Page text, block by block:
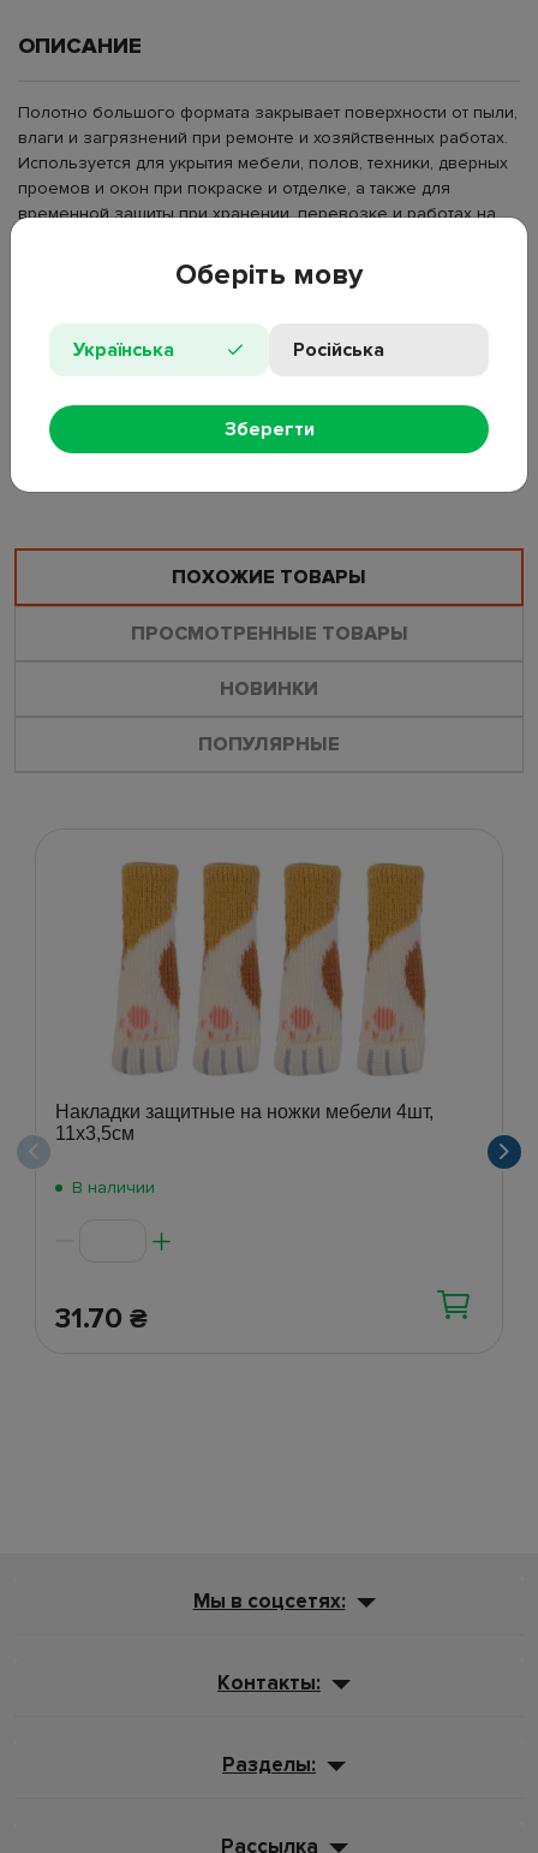
ОПИСАНИЕ
Полотно большого формата закрывает поверхности от пыли,
влаги и загрязнений при ремонте и хозяйственных работах.
Используется для укрытия мебели, полов, техники, дверных
проемов и окон при покраске и отделке, а также для
временной защиты при хранении, перевозке и работах на
Назначение: для защиты поверхностей при ремонте и
Материал: полиэтилен
Размеры: 400×600 см
ПОХОЖИЕ ТОВАРЫ
ПРОСМОТРЕННЫЕ ТОВАРЫ
НОВИНКИ
ПОПУЛЯРНЫЕ
Накладки защитные на ножки мебели 4шт,
11х3,5см
В наличии
31.70 ₴
Оберіть мову
Українська Російська
Зберегти
Мы в соцсетях:
Контакты:
Разделы:
Рассылка